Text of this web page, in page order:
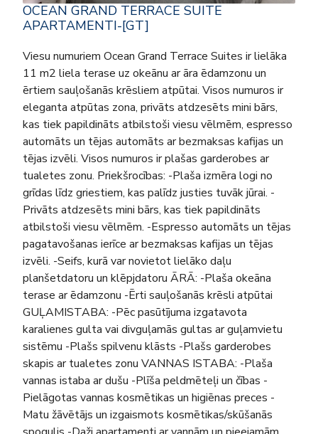
OCEAN GRAND TERRACE SUITE
APARTAMENTI-[GT]
Viesu numuriem Ocean Grand Terrace Suites ir lielāka
11 m2 liela terase uz okeānu ar āra ēdamzonu un
ērtiem sauļošanās krēsliem atpūtai. Visos numuros ir
eleganta atpūtas zona, privāts atdzesēts mini bārs,
kas tiek papildināts atbilstoši viesu vēlmēm, espresso
automāts un tējas automāts ar bezmaksas kafijas un
tējas izvēli. Visos numuros ir plašas garderobes ar
tualetes zonu. Priekšrocības: -Plaša izmēra logi no
grīdas līdz griestiem, kas palīdz justies tuvāk jūrai. -
Privāts atdzesēts mini bārs, kas tiek papildināts
atbilstoši viesu vēlmēm. -Espresso automāts un tējas
pagatavošanas ierīce ar bezmaksas kafijas un tējas
izvēli. -Seifs, kurā var novietot lielāko daļu
planšetdatoru un klēpjdatoru ĀRĀ: -Plaša okeāna
terase ar ēdamzonu -Ērti sauļošanās krēsli atpūtai
GUĻAMISTABA: -Pēc pasūtījuma izgatavota
karalienes gulta vai divguļamās gultas ar guļamvietu
sistēmu -Plašs spilvenu klāsts -Plašs garderobes
skapis ar tualetes zonu VANNAS ISTABA: -Plaša
vannas istaba ar dušu -Plīša peldmēteļi un čības -
Pielāgotas vannas kosmētikas un higiēnas preces -
Matu žāvētājs un izgaismots kosmētikas/skūšanās